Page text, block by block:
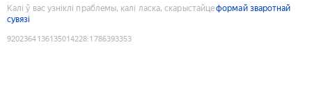
Калі ў вас узніклі праблемы, калі ласка, скарыстайцеформай зваротнай
сувязі
9202364136135014228:1786393353